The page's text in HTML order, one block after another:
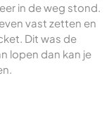
in de weg stond.
vast zetten en
Dit was de
lopen dan kan je